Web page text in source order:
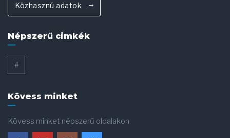
Közhasznú adatok
Népszerű cimkék
#
Kövess minket
Kövess minket népszerű oldalakon